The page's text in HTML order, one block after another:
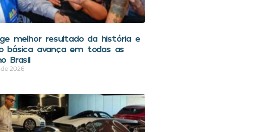
melhor resultado da história e
básica avança em todas as
Brasil
2026